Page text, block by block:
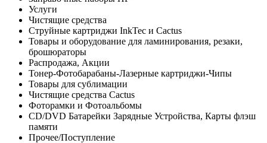
Услуги
Чистящие средства
Струйные картриджи InkTec и Cactus
Товары и оборудование для ламинирования, резаки,
брошюраторы
Распродажа, Акции
Тонер-Фотобарабаны-Лазерные картриджи-Чипы
Товары для сублимации
Чистящие средства Cactus
Фоторамки и Фотоальбомы
CD/DVD Батарейки Зарядные Устройства, Карты флэш
памяти
Прочее/Поступление